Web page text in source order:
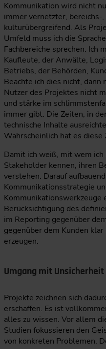
Kommunikation wird nicht
immer vernetzter, bereichs-
kulturübergreifend. Als
Umfeld muss ich die
Fachbereiche sprechen. Ich
Kaufleute, der Anwälte,
Betriebs, der Behörden,
Beachte ich dies nicht,
Nutzer des Projektes nicht
und stärke im
immer gibt. Die Zeiten, in
technische Inhalte
Wahrscheinlich hat es
Damit ich weiß, mit wem
Stakeholder kennen, ihren
verstehen. Darauf
Kommunikationsstrategie
Berücksichtigung des
im Reporting gegenüber
gegenüber dem Kunden
erzeugen.
Umgang mit Unsicherheit
Projekte zeichnen sich
erschaffen. Es ist
alles zu wissen. Vor allem
Studien fokussieren den
von konkreten Problemen.